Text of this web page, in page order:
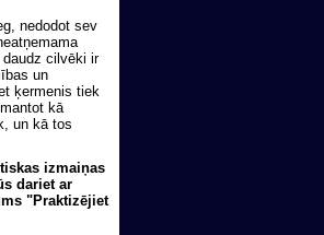
nedodot sev
cilvēki ir
un
ķermenis tiek
kā
un kā tos
izmaiņas
dariet ar
"Praktizējiet